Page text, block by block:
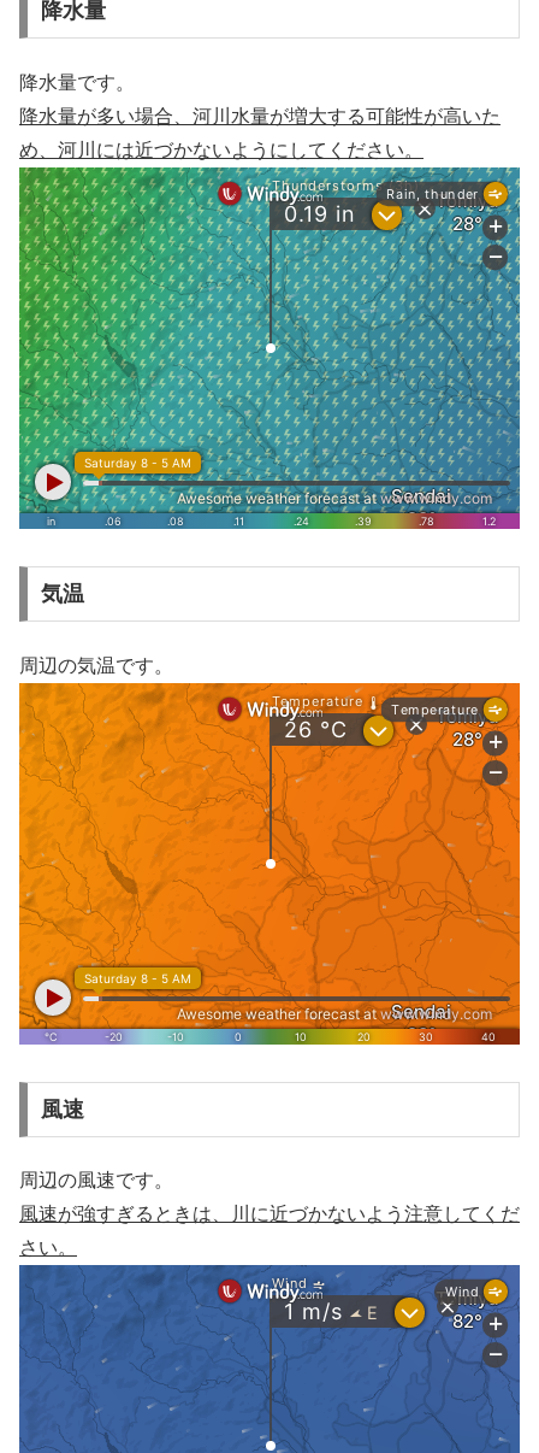
降水量
降水量です。
降水量が多い場合、河川水量が増大する可能性が高いた
め、河川には近づかないようにしてください。
気温
周辺の気温です。
風速
周辺の風速です。
風速が強すぎるときは、川に近づかないよう注意してくだ
さい。